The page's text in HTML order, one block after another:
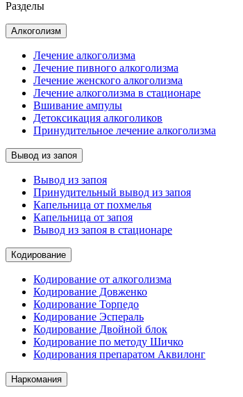
Разделы
Алкоголизм
Лечение алкоголизма
Лечение пивного алкоголизма
Лечение женского алкоголизма
Лечение алкоголизма в стационаре
Вшивание ампулы
Детоксикация алкоголиков
Принудительное лечение алкоголизма
Вывод из запоя
Вывод из запоя
Принудительный вывод из запоя
Капельница от похмелья
Капельница от запоя
Вывод из запоя в стационаре
Кодирование
Кодирование от алкоголизма
Кодирование Довженко
Кодирование Торпедо
Кодирование Эспераль
Кодирование Двойной блок
Кодирование по методу Шичко
Кодирования препаратом Аквилонг
Наркомания